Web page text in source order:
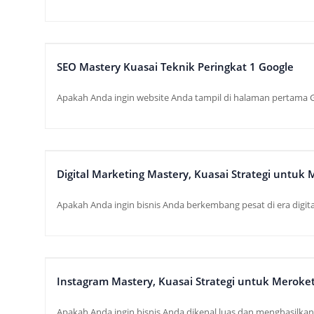
SEO Mastery Kuasai Teknik Peringkat 1 Google
Apakah Anda ingin website Anda tampil di halaman pertama
Digital Marketing Mastery, Kuasai Strategi untuk
Apakah Anda ingin bisnis Anda berkembang pesat di era
Instagram Mastery, Kuasai Strategi untuk